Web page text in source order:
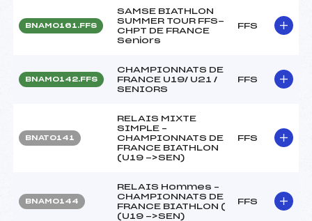
BNAM0161.FFS
SAMSE BIATHLON
SUMMER TOUR FFS-
CHPT DE FRANCE
Seniors
FFS
BNAM0142.FFS
CHAMPIONNATS DE
FRANCE U19/ U21 /
SENIORS
FFS
BNAT0141
RELAIS MIXTE
SIMPLE –
CHAMPIONNATS DE
FRANCE BIATHLON
(U19 ->SEN)
FFS
BNAM0144
RELAIS Hommes –
CHAMPIONNATS DE
FRANCE BIATHLON (
(U19 ->SEN)
FFS